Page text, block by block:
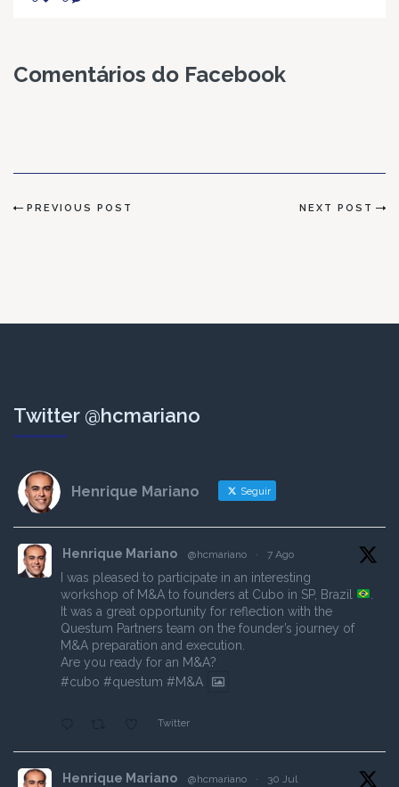
Comentários do Facebook
PREVIOUS POST NEXT POST
Twitter @hcmariano
Henrique Mariano Seguir
Henrique Mariano @hcmariano · 7 Ago
I was pleased to participate in an interesting
workshop of M&A to founders at Cubo in SP, Brazil
It was a great opportunity for reflection with the
Questum Partners team on the founder’s journey of
M&A preparation and execution.
Are you ready for an M&A?
#cubo #questum #M&A
Twitter
Henrique Mariano @hcmariano · 30 Jul